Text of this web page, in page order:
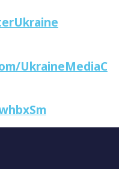
UkraineMediaC